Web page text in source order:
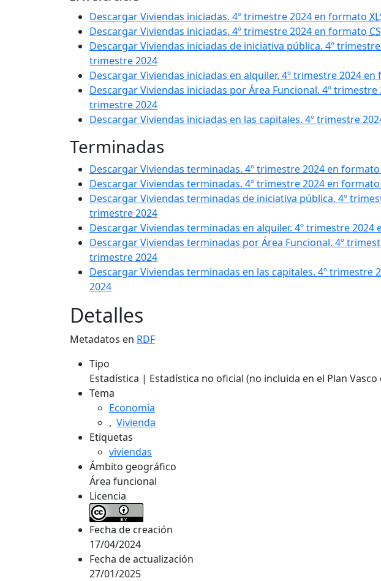
Descargar Viviendas iniciadas. 4º trimestre 2024 en formato
Descargar Viviendas iniciadas. 4º trimestre 2024 en formato
Descargar Viviendas iniciadas de iniciativa pública. 4º
trimestre 2024
Descargar Viviendas iniciadas en alquiler. 4º trimestre 2024
Descargar Viviendas iniciadas por Área Funcional. 4º
trimestre 2024
Descargar Viviendas iniciadas en las capitales. 4º trimestre
Terminadas
Descargar Viviendas terminadas. 4º trimestre 2024 en formato
Descargar Viviendas terminadas. 4º trimestre 2024 en formato
Descargar Viviendas terminadas de iniciativa pública. 4º
trimestre 2024
Descargar Viviendas terminadas en alquiler. 4º trimestre 2024
Descargar Viviendas terminadas por Área Funcional. 4º
trimestre 2024
Descargar Viviendas terminadas en las capitales. 4º trimestre
2024
Detalles
Metadatos en RDF
Tipo
Estadística | Estadística no oficial (no incluida en el Plan
Tema
Economía
, Vivienda
Etiquetas
viviendas
Ámbito geográfico
Área funcional
Licencia
Fecha de creación
17/04/2024
Fecha de actualización
27/01/2025